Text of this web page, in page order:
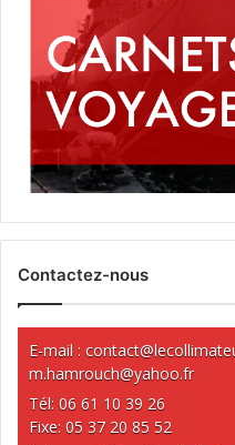
Contactez-nous
E-mail :
m.hamrouch@yahoo.fr
Tél: 06 61 10 39 26
Fixe: 05 37 20 85 52